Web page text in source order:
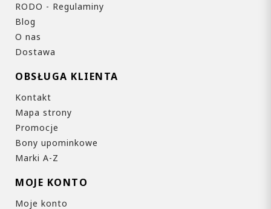
RODO - Regulaminy
Blog
O nas
Dostawa
OBSŁUGA KLIENTA
Kontakt
Mapa strony
Promocje
Bony upominkowe
Marki A-Z
MOJE KONTO
Moje konto